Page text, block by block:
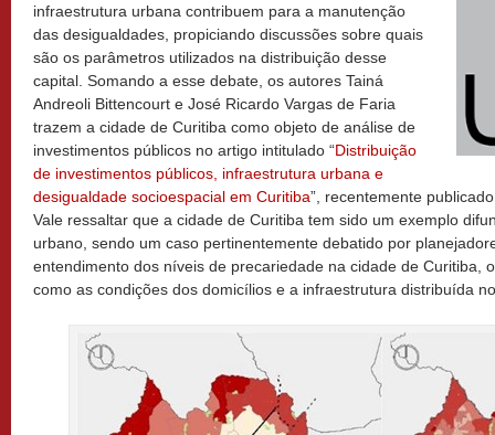
infraestrutura urbana contribuem para a manutenção
das desigualdades, propiciando discussões sobre quais
são os parâmetros utilizados na distribuição desse
capital. Somando a esse debate, os autores Tainá
Andreoli Bittencourt e José Ricardo Vargas de Faria
trazem a cidade de Curitiba como objeto de análise de
investimentos públicos no artigo intitulado “Distribuição
de investimentos públicos, infraestrutura urbana e
desigualdade socioespacial em Curitiba”, recentemente
Vale ressaltar que a cidade de Curitiba tem sido um exemplo
urbano, sendo um caso pertinentemente debatido por
entendimento dos níveis de precariedade na cidade de Curitiba,
como as condições dos domicílios e a infraestrutura distribuída